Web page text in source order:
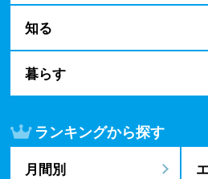
知る
暮らす
ランキングから探す
月間別